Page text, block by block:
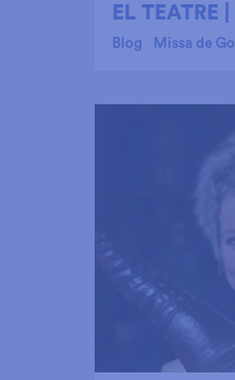
EL TEATRE
Blog Missa de